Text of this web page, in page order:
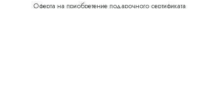
Оферта на приобретение подарочного сертификата